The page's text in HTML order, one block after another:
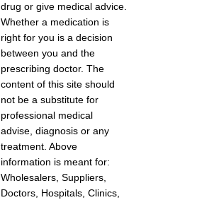
drug or give medical advice.
Whether a medication is
right for you is a decision
between you and the
prescribing doctor. The
content of this site should
not be a substitute for
professional medical
advise, diagnosis or any
treatment. Above
information is meant for:
Wholesalers, Suppliers,
Doctors, Hospitals, Clinics,